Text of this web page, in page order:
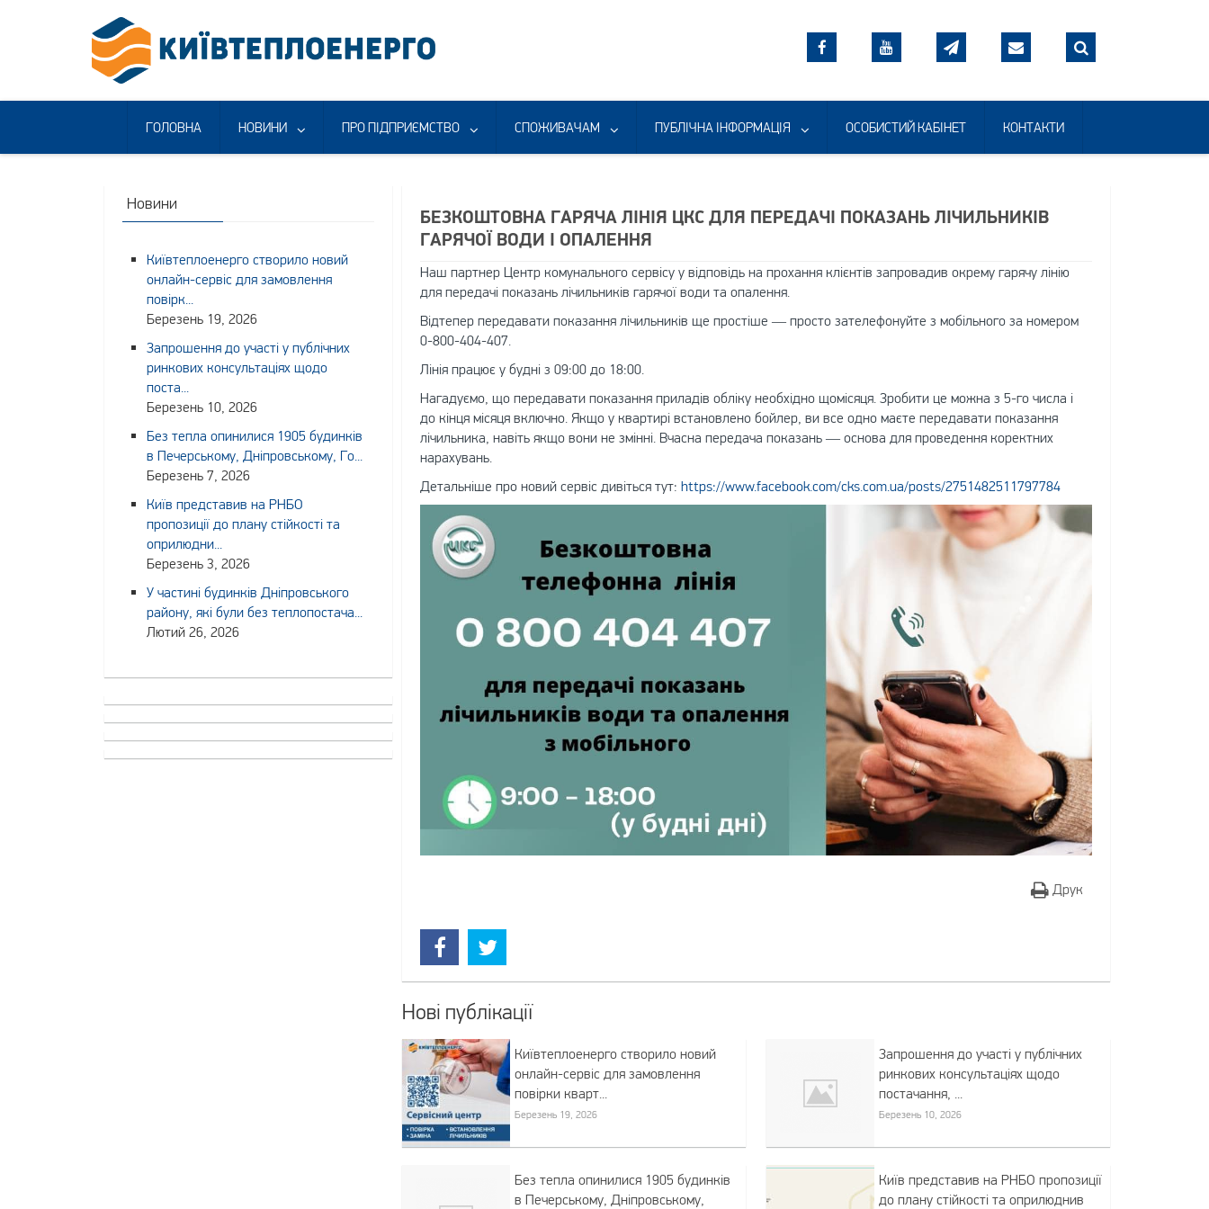
ГОЛОВНА НОВИНИ ПРО ПІДПРИЄМСТВО СПОЖИВАЧАМ ПУБЛІЧНА ІНФОРМАЦІЯ ОСОБИСТИЙ КАБІНЕТ КОНТАКТИ
БЕЗКОШТОВНА ГАРЯЧА ЛІНІЯ ЦКС ДЛЯ ПЕРЕДАЧІ ПОКАЗАНЬ ЛІЧИЛЬНИКІВ
ГАРЯЧОЇ ВОДИ І ОПАЛЕННЯ
Наш партнер Центр комунального сервісу у відповідь на прохання клієнтів запровадив окрему гарячу лінію
для передачі показань лічильників гарячої води та опалення.
Відтепер передавати показання лічильників ще простіше — просто зателефонуйте з мобільного за номером
0-800-404-407.
Лінія працює у будні з 09:00 до 18:00.
Нагадуємо, що передавати показання приладів обліку необхідно щомісяця. Зробити це можна з 5-го числа і
до кінця місяця включно. Якщо у квартирі встановлено бойлер, ви все одно маєте передавати показання
лічильника, навіть якщо вони не змінні. Вчасна передача показань — основа для проведення коректних
нарахувань.
Детальніше про новий сервіс дивіться тут:https://www.facebook.com/cks.com.ua/posts/2751482511797784
Друк
Нові публікації
Київтеплоенерго створило новий
онлайн-сервіс для замовлення
повірки кварт...
Березень 19, 2026
Запрошення до участі у публічних
ринкових консультаціях щодо
постачання, ...
Березень 10, 2026
Без тепла опинилися 1905 будинків
в Печерському, Дніпровському,
Київ представив на РНБО пропозиції
до плану стійкості та оприлюднив
Новини
Київтеплоенерго створило новий
онлайн-сервіс для замовлення
повірк...
Березень 19, 2026
Запрошення до участі у публічних
ринкових консультаціях щодо
поста...
Березень 10, 2026
Без тепла опинилися 1905 будинків
в Печерському, Дніпровському, Го...
Березень 7, 2026
Київ представив на РНБО
пропозиції до плану стійкості та
оприлюдни...
Березень 3, 2026
У частині будинків Дніпровського
району, які були без теплопостача...
Лютий 26, 2026